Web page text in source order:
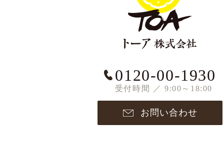
0120-00-1930
受付時間 ／ 9:00～18:00
お問い合わせ